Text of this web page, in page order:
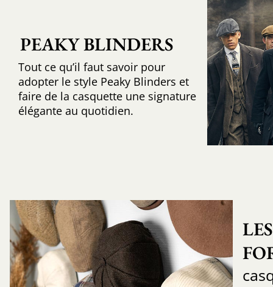
PEAKY BLINDERS
Tout ce qu’il faut savoir pour
adopter le style Peaky Blinders et
faire de la casquette une signature
élégante au quotidien.